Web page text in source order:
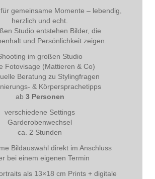
gemeinsame Momente – lebendig,
herzlich und echt.
Studio entstehen Bilder, die
und Persönlichkeit zeigen.
im großen Studio
Fotovisage (Mattieren & Co)
Beratung zu Stylingfragen
& Körpersprachetipps
ab 3 Personen
verschiedene Settings
Garderobenwechsel
ca. 2 Stunden
Bildauswahl direkt im Anschluss
bei einem eigenen Termin
als 13×18 cm Prints + digitale